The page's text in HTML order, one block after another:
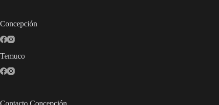
Concepción
Temuco